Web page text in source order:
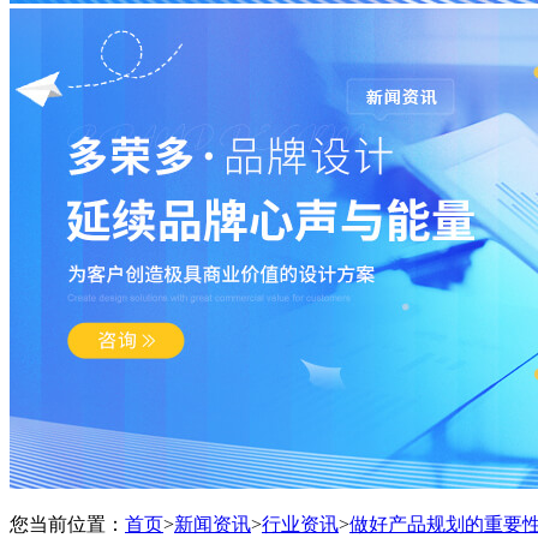
您当前位置： 首页>新闻资讯>行业资讯>做好产品规划的重要